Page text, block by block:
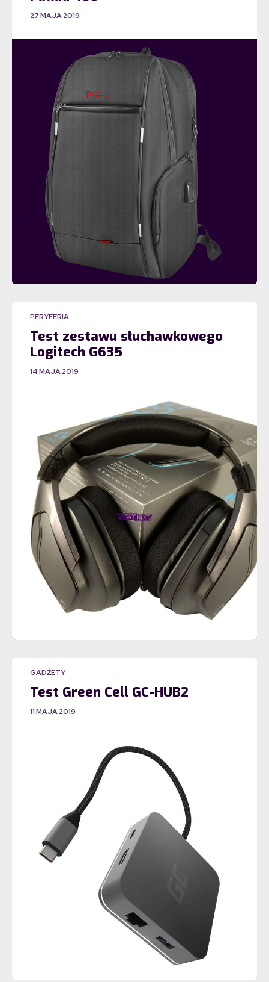
27 MAJA 2019
PERYFERIA
Test zestawu słuchawkowego
Logitech G635
14 MAJA 2019
GADŻETY
Test Green Cell GC-HUB2
11 MAJA 2019